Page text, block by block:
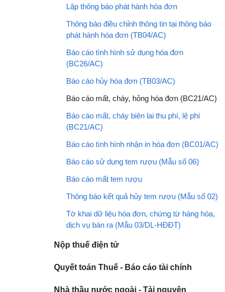
​Lập thông báo phát hành hóa đơn
Thông báo điều chỉnh thông tin tại thông báo
phát hành hóa đơn (TB04/AC)
Báo cáo tình hình sử dụng hóa đơn
(BC26/AC)
Báo cáo hủy hóa đơn (TB03/AC)
Báo cáo mất, cháy, hỏng hóa đơn (BC21/AC)
Báo cáo mất, cháy biên lai thu phí, lệ phí
(BC21/AC)
Báo cáo tình hình nhận in hóa đơn (BC01/AC)
Báo cáo sử dụng tem rượu (Mẫu số 06)
Báo cáo mất tem rượu
Thông báo kết quả hủy tem rượu (Mẫu số 02)
Tờ khai dữ liệu hóa đơn, chứng từ hàng hóa,
dịch vụ bán ra (Mẫu 03/DL-HĐĐT)
Nộp thuế điện tử
Quyết toán Thuế - Báo cáo tài chính
Nhà thầu nước ngoài - Tài nguyên